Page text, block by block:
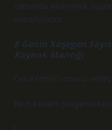
zamanda ekonomik
metaforudur.
8 Genin Köşegen
Kaynak Mantığı
Önce temel sonucu
Bir n kenarlı çokgenin